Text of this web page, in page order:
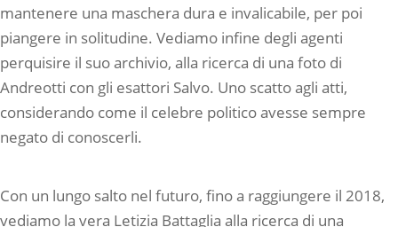
mantenere una maschera dura e invalicabile, per poi
piangere in solitudine. Vediamo infine degli agenti
perquisire il suo archivio, alla ricerca di una foto di
Andreotti con gli esattori Salvo. Uno scatto agli atti,
considerando come il celebre politico avesse sempre
negato di conoscerli.
Con un lungo salto nel futuro, fino a raggiungere il 2018,
vediamo la vera Letizia Battaglia alla ricerca di una